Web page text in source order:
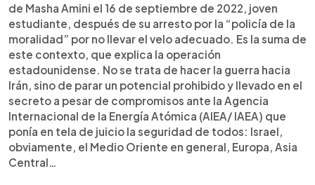
de Masha Amini el 16 de septiembre de 2022, joven
estudiante, después de su arresto por la “policía de la
moralidad” por no llevar el velo adecuado. Es la suma de
este contexto, que explica la operación
estadounidense. No se trata de hacer la guerra hacia
Irán, sino de parar un potencial prohibido y llevado en el
secreto a pesar de compromisos ante la Agencia
Internacional de la Energía Atómica (AIEA/ IAEA) que
ponía en tela de juicio la seguridad de todos: Israel,
obviamente, el Medio Oriente en general, Europa, Asia
Central…